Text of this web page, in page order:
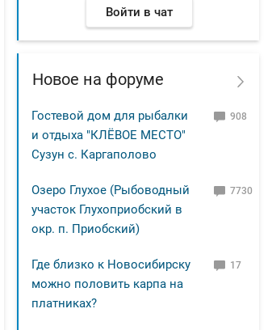
Войти в чат
Новое на форуме
Гостевой дом для рыбалки
и отдыха "КЛЁВОЕ МЕСТО"
Сузун с. Каргаполово
908
Озеро Глухое (Рыбоводный
участок Глухоприобский в
окр. п. Приобский)
7730
Где близко к Новосибирску
можно половить карпа на
платниках?
17